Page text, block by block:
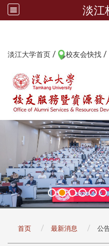
淡江
淡江大学首页 / 校友会快找 /
首页 最新消息 公